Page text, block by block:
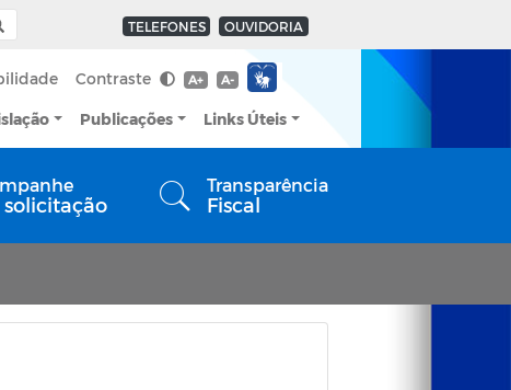
TELEFONES OUVIDORIA
Contraste A+ A-
Publicações Links Úteis
solicitação
Transparência
Fiscal